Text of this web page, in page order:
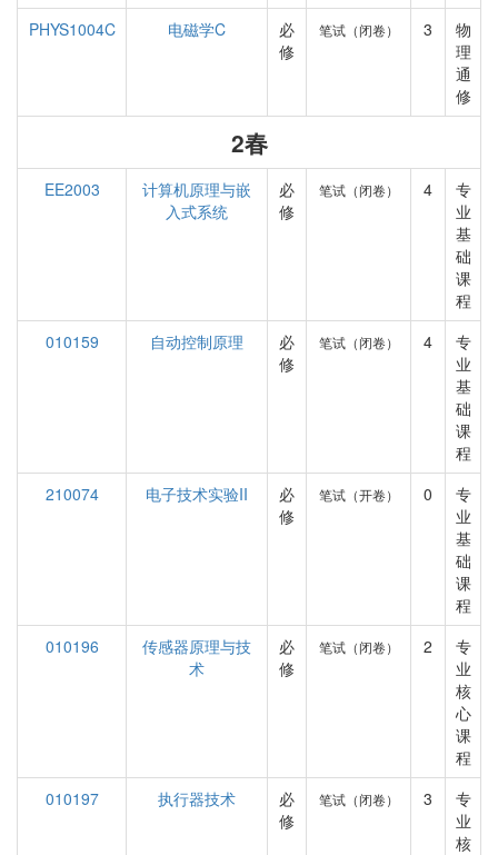
PHYS1004C
电磁学C
必
修
笔试（闭卷） 3
物
理
通
修
2春
EE2003
计算机原理与嵌
入式系统
必
修
笔试（闭卷） 4
专
业
基
础
课
程
010159
自动控制原理
必
修
笔试（闭卷） 4
专
业
基
础
课
程
210074
电子技术实验II
必
修
笔试（开卷） 0
专
业
基
础
课
程
010196
传感器原理与技
术
必
修
笔试（闭卷） 2
专
业
核
心
课
程
010197
执行器技术
必
修
笔试（闭卷） 3
专
业
核